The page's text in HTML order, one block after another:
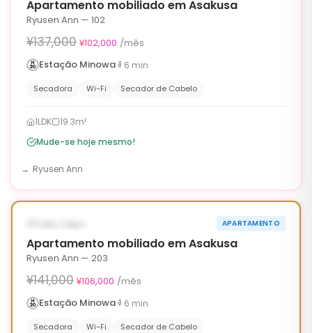
Apartamento mobiliado em Asakusa
Ryusen Ann — 102
¥137,000 ¥102,000 /mês
Estação Minowa
6 min
Secadora Wi-Fi Secador de Cabelo
1LDK
19.3m²
Mude-se hoje mesmo!
Ryusen Ann
‹ ›
APARTAMENTO
Apartamento mobiliado em Asakusa
Ryusen Ann — 203
¥141,000 ¥106,000 /mês
Estação Minowa
6 min
Secadora Wi-Fi Secador de Cabelo